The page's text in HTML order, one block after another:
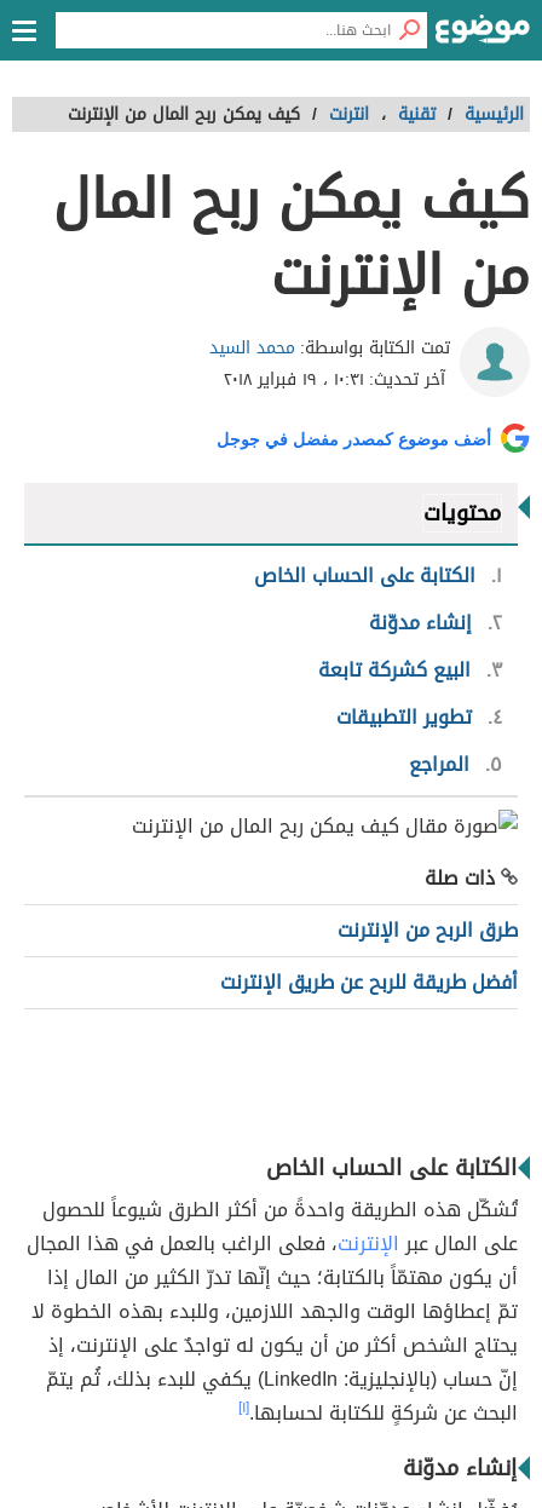
الرئيسية / تقنية ، انترنت / كيف يمكن ربح المال من الإنترنت
كيف يمكن ربح المال
من الإنترنت
تمت الكتابة بواسطة: محمد السيد
آخر تحديث: ١٠:٣١ ، ١٩ فبراير ٢٠١٨
أضف موضوع كمصدر مفضل في جوجل
محتويات
١
الكتابة على الحساب الخاص
٢ إنشاء مدوّنة
٣
البيع كشركة تابعة
٤ تطوير التطبيقات
٥
المراجع
ذات صلة
طرق الربح من الإنترنت
أفضل طريقة للربح عن طريق الإنترنت
الكتابة على الحساب الخاص
تُشكّل هذه الطريقة واحدةً من أكثر الطرق شيوعاً للحصول
على المال عبرالإنترنت، فعلى الراغب بالعمل في هذا المجال
أن يكون مهتمّاً بالكتابة؛ حيث إنّها تدرّ الكثير من المال إذا
تمّ إعطاؤها الوقت والجهد اللازمين، وللبدء بهذه الخطوة لا
يحتاج الشخص أكثر من أن يكون له تواجدٌ على الإنترنت، إذ
إنّ حساب (بالإنجليزية: LinkedIn) يكفي للبدء بذلك، ثُم يتمّ
البحث عن شركةٍ للكتابة لحسابها.[١]
إنشاء مدوّنة